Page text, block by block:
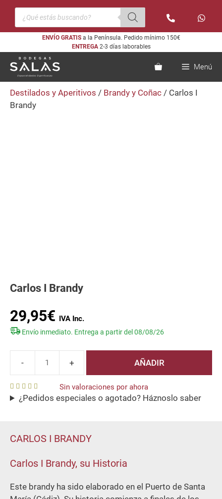
Saltar
contenido
Búsqueda
de
productos
ENVÍO GRATIS a la Península. Pedido mínimo 150€
ENTREGA 2-3 días laborables
Menú
Destilados y Aperitivos / Brandy y Coñac / Carlos I
Brandy
Carlos I Brandy
0
f
5
Sin valoraciones por ahora
29,95€
Envío inmediato. Entrega a partir del 08/08/26
Brandy
cantidad
AÑADIR
¿Pedidos especiales o agotado? Háznoslo saber
CARLOS I BRANDY
Carlos I Brandy, su Historia
Este brandy ha sido elaborado en el Puerto de Santa